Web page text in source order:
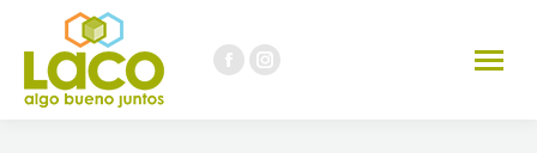
FacebookInstagram